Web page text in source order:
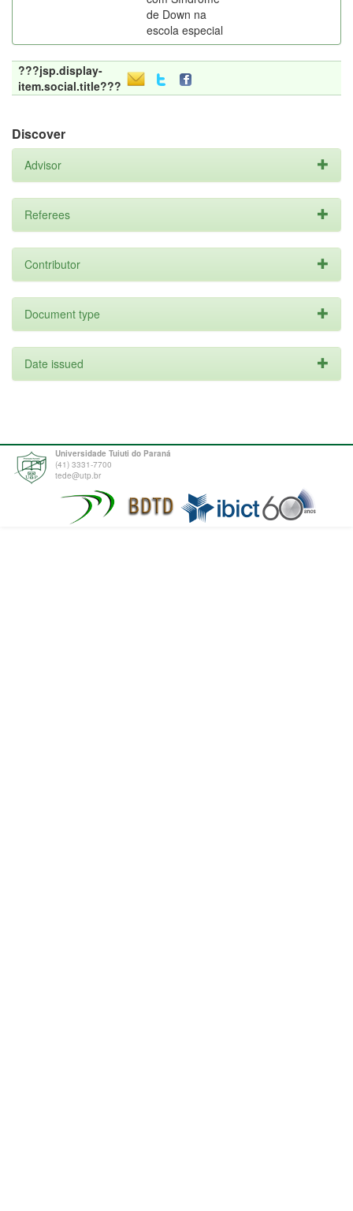
de Down na
escola especial
???jsp.display-
item.social.title???
Discover
Advisor
Referees
Contributor
Document type
Date issued
Universidade Tuiuti do Paraná
(41) 3331-7700
tede@utp.br